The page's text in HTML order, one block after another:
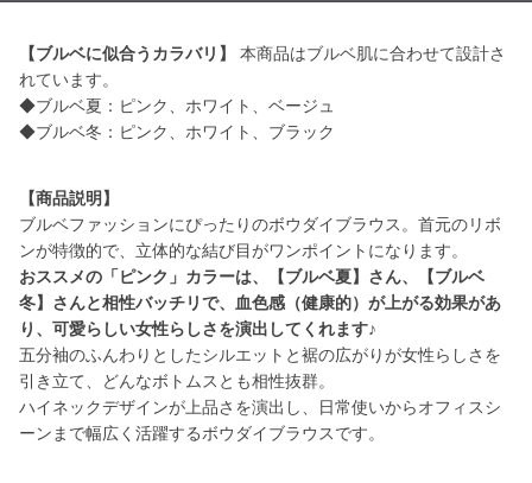
【ブルベに似合うカラバリ】
本商品はブルベ肌に合わせて設計さ
れています。
◆ブルベ夏：ピンク、ホワイト、ベージュ
◆ブルベ冬：ピンク、ホワイト、ブラック
【商品説明】
ブルベファッションにぴったりのボウダイブラウス。首元のリボ
おススメの「ピンク」カラーは、【ブルベ夏】さん、【ブルベ
冬】さんと相性バッチリで、血色感（健康的）が上がる効果があ
り、可愛らしい女性らしさを演出してくれます♪
五分袖のふんわりとしたシルエットと裾の広がりが女性らしさを
引き立て、どんなボトムスとも相性抜群。
ハイネックデザインが上品さを演出し、日常使いからオフィスシ
ーンまで幅広く活躍するボウダイブラウスです。